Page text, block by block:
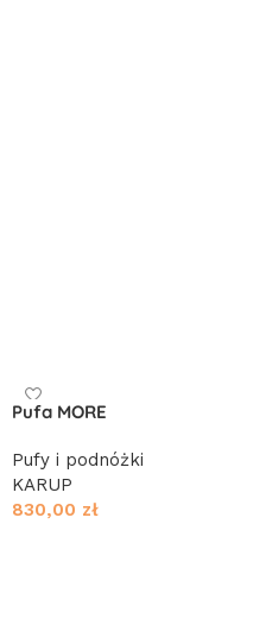
Pufa MORE
Pufy i podnóżki
KARUP
830,00 zł